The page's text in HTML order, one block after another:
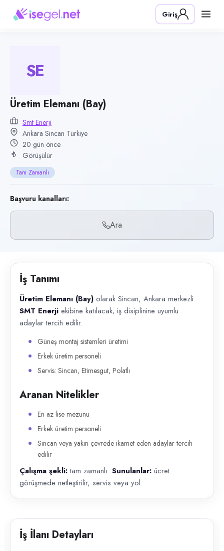
Pozisyon
Üretim Elemanı (Bay)
Kategori
Konum
Sincan, Ankara
Çalışma şekli
Tam Zamanlı · Ofis
Yayın tarihi
17 Temmuz 2026
Son geçerlilik
15 Ekim 2026
İlan açıklaması
Üretim Elemanı (Bay) olarak Sincan, Ankara merkezli SMT Enerji
Giriş
SE
Üretim Elemanı (Bay)
Smt Enerji
Ankara Sincan Türkiye
20 gün önce
Görüşülür
Tam Zamanlı
Başvuru kanalları:
Ara
İş Tanımı
Üretim Elemanı (Bay) olarak Sincan, Ankara merkezli
SMT Enerji ekibine katılacak; iş disiplinine uyumlu
adaylar tercih edilir.
Güneş montaj sistemleri üretimi
Erkek üretim personeli
Servis: Sincan, Etimesgut, Polatlı
Aranan Nitelikler
En az lise mezunu
Erkek üretim personeli
Sincan veya yakın çevrede ikamet eden adaylar tercih
edilir
Çalışma şekli:tam zamanlı. Sunulanlar: ücret
görüşmede netleştirilir, servis veya yol.
İş İlanı Detayları